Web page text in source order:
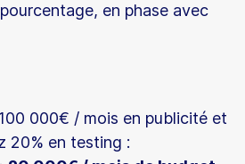
en phase avec
000€ / mois en publicité et
20% en testing :